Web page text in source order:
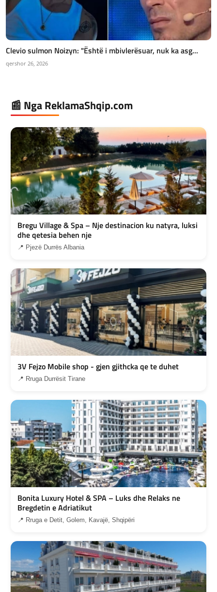
Clevio sulmon Noizyn: "Është i mbivlerësuar, nuk ka asg...
qershor 26, 2026
📰 Nga ReklamaShqip.com
Bregu Village & Spa – Nje destinacion ku natyra, luksi
dhe qetesia behen nje
📍 Pjezë Durrës Albania
3V Fejzo Mobile shop - gjen gjithcka qe te duhet
📍 Rruga Durrësit Tirane
Bonita Luxury Hotel & SPA – Luks dhe Relaks ne
Bregdetin e Adriatikut
📍 Rruga e Detit, Golem, Kavajë, Shqipëri